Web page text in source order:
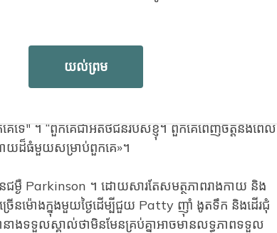
បស់នាង Sally បានធ្វើការជាអ្នកតស៊ូមតិផ្នែកថែទាំ
រព័ន្ធគាំទ្រសម្រាប់មនុស្សមើលថែមនុស្សជាទីស្រលាញ់របស់
ាំទាំងនោះជាមួយនឹងអត្ថប្រយោជន៍ និងក្រុមគាំទ្រប៉ុណ្ណោះ
េទេ" ។ “ពួកគេជាអតិថិជនរបស់ខ្ញុំ។ ពួកគេពេញចិត្តនឹងពេល
យ​ដ៏​ធំ​មួយ​សម្រាប់​ពួក​គេ»។
នជម្ងឺ Parkinson ។ ដោយសារតែសមត្ថភាពរាងកាយ និង
រើនម៉ោងក្នុងមួយថ្ងៃដើម្បីជួយ Patty ញ៉ាំ ងូតទឹក និងដើរជុំ
នាងទទួលស្គាល់ថាមិនមែនគ្រប់គ្នាអាចមានលទ្ធភាពទទួល
យល់ព្រម